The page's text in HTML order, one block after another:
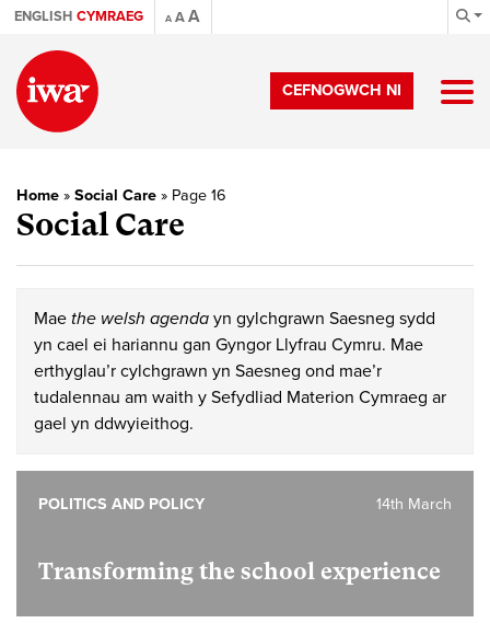
ENGLISH CYMRAEG A AA
CEFNOGWCH NI
Home » Social Care » Page 16
Social Care
Mae the welsh agenda yn gylchgrawn Saesneg sydd
yn cael ei hariannu gan Gyngor Llyfrau Cymru. Mae
erthyglau’r cylchgrawn yn Saesneg ond mae’r
tudalennau am waith y Sefydliad Materion Cymraeg ar
gael yn ddwyieithog.
Transforming the school experience
14th March
POLITICS AND POLICY